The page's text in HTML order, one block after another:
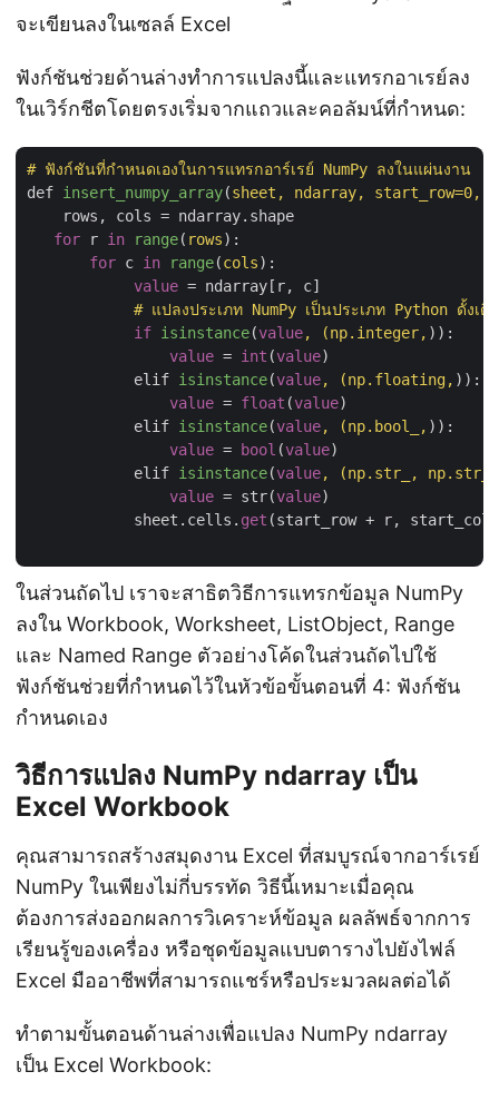
จะเขียนลงในเซลล์ Excel
ฟังก์ชันช่วยด้านล่างทำการแปลงนี้และแทรกอาเรย์ลง
ในเวิร์กชีตโดยตรงเริ่มจากแถวและคอลัมน์ที่กำหนด:
# ฟังก์ชันที่กำหนดเองในการแทรกอาร์เรย์ NumPy ลงในแผ่นงาน
def insert_numpy_array(sheet, ndarray, start_row=0,
    rows, cols
= ndarray. shape
for r in range( rows):
for c in range(cols):
value = ndarray[r, c]
# แปลงประเภท NumPy เป็นประเภท Python ดั้งเดิม
if isinstance(value, (np.integer, )):
value = int (value)
elif isinstance(value, (np.floating, )):
value = float (value)
elif isinstance(value, (np.bool_, )):
value = bool (value)
elif isinstance(value, (np.str_, np.str_
value = str(value)
            sheet.cells.
get (start_row + r, start_col
ในส่วนถัดไป เราจะสาธิตวิธีการแทรกข้อมูล NumPy
ลงใน Workbook, Worksheet, ListObject, Range
และ Named Range ตัวอย่างโค้ดในส่วนถัดไปใช้
ฟังก์ชันช่วยที่กำหนดไว้ในหัวข้อขั้นตอนที่ 4: ฟังก์ชัน
กำหนดเอง
วิธีการแปลง NumPy ndarray เป็น
Excel Workbook
คุณสามารถสร้างสมุดงาน Excel ที่สมบูรณ์จากอาร์เรย์
NumPy ในเพียงไม่กี่บรรทัด วิธีนี้เหมาะเมื่อคุณ
ต้องการส่งออกผลการวิเคราะห์ข้อมูล ผลลัพธ์จากการ
เรียนรู้ของเครื่อง หรือชุดข้อมูลแบบตารางไปยังไฟล์
Excel มืออาชีพที่สามารถแชร์หรือประมวลผลต่อได้
ทำตามขั้นตอนด้านล่างเพื่อแปลง NumPy ndarray
เป็น Excel Workbook: